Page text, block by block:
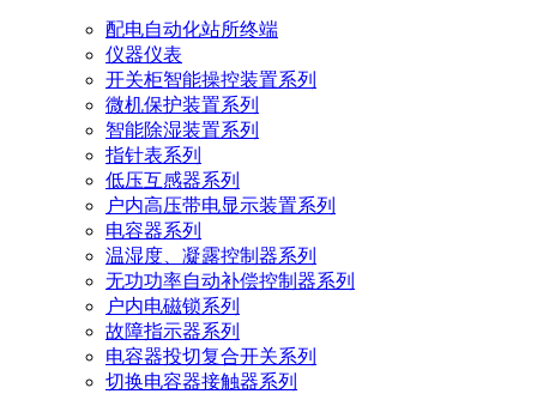
配电自动化站所终端
仪器仪表
开关柜智能操控装置系列
微机保护装置系列
智能除湿装置系列
指针表系列
低压互感器系列
户内高压带电显示装置系列
电容器系列
温湿度、凝露控制器系列
无功功率自动补偿控制器系列
户内电磁锁系列
故障指示器系列
电容器投切复合开关系列
切换电容器接触器系列